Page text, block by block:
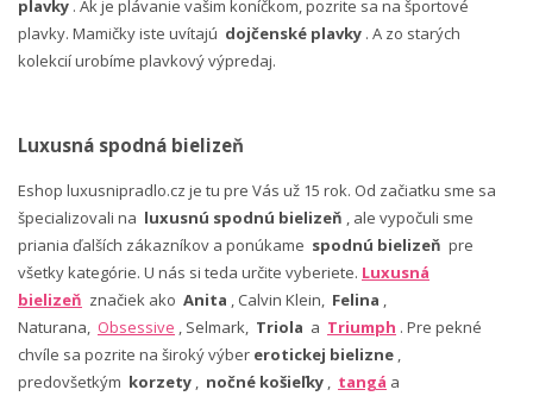
plavky . Ak je plávanie vašim koníčkom, pozrite sa na športové
plavky. Mamičky iste uvítajú dojčenské plavky . A zo starých
kolekcií urobíme plavkový výpredaj.
Luxusná spodná bielizeň
Eshop luxusnipradlo.cz je tu pre Vás už 15 rok. Od začiatku sme sa
špecializovali na luxusnú spodnú bielizeň , ale vypočuli sme
priania ďalších zákazníkov a ponúkame spodnú bielizeň pre
všetky kategórie. U nás si teda určite vyberiete. Luxusná
bielizeň značiek ako Anita , Calvin Klein, Felina ,
Naturana, Obsessive , Selmark, Triola a Triumph . Pre pekné
chvíle sa pozrite na široký výber erotickej bielizne ,
predovšetkým korzety , nočné košieľky , tangá a